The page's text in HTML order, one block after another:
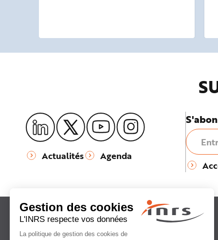
Actualités Agenda